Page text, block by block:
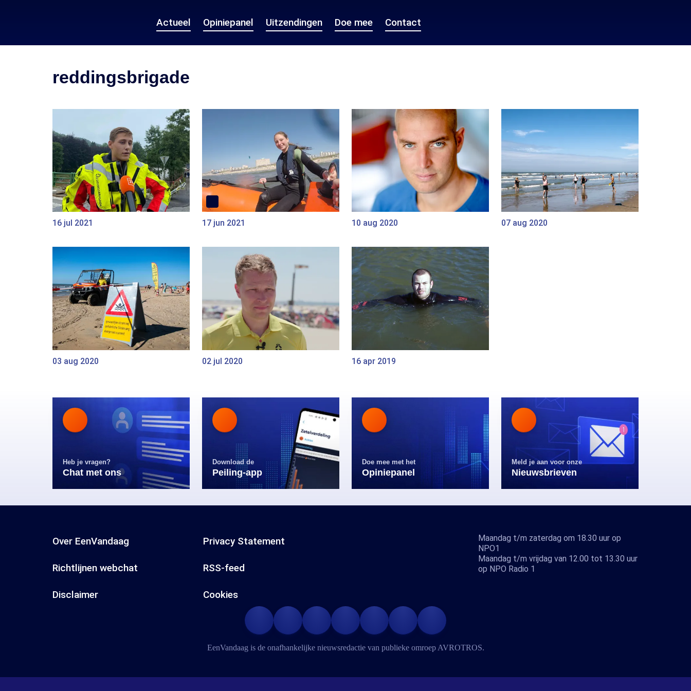
Actueel Opiniepanel Uitzendingen Doe mee Contact
reddingsbrigade
16 jul 2021 17 jun 2021 10 aug 2020 07 aug 2020
03 aug 2020 02 jul 2020 16 apr 2019
Heb je vragen?
Chat met ons
Download de
Peiling-app
Doe mee met het
Opiniepanel
Meld je aan voor onze
Nieuwsbrieven
Over EenVandaag Privacy Statement
Richtlijnen webchat RSS-feed
Disclaimer Cookies
Maandag t/m zaterdag om 18.30 uur op
NPO1
Maandag t/m vrijdag van 12.00 tot 13.30 uur
op NPO Radio 1
EenVandaag is de onafhankelijke nieuwsredactie van publieke omroep AVROTROS.